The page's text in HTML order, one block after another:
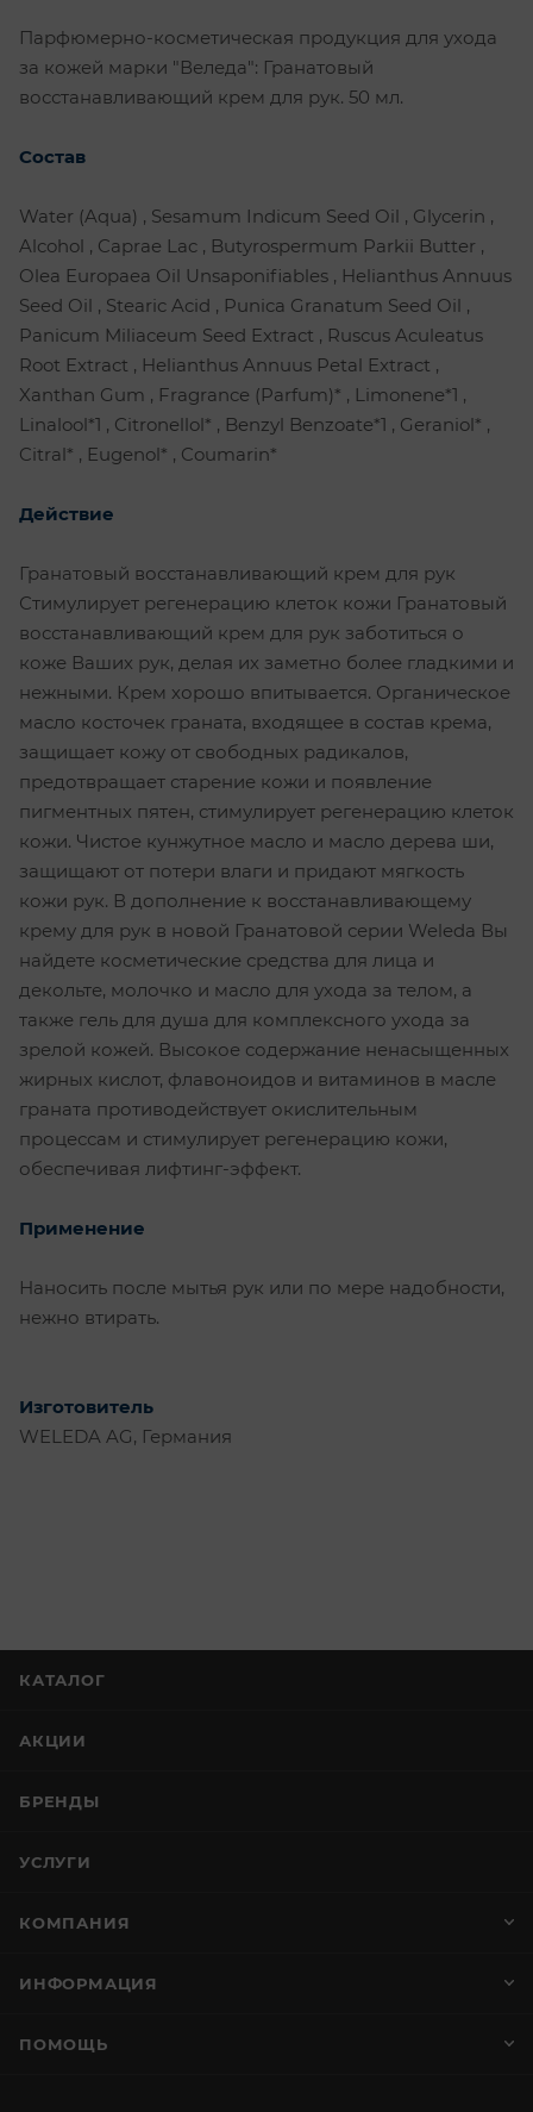
Парфюмерно-косметическая продукция для ухода
за кожей марки "Веледа": Гранатовый
восстанавливающий крем для рук. 50 мл.
Состав
Water (Aqua) , Sesamum Indicum Seed Oil , Glycerin ,
Alcohol , Caprae Lac , Butyrospermum Parkii Butter ,
Olea Europaea Oil Unsaponifiables , Helianthus Annuus
Seed Oil , Stearic Acid , Punica Granatum Seed Oil ,
Panicum Miliaceum Seed Extract , Ruscus Aculeatus
Root Extract , Helianthus Annuus Petal Extract ,
Xanthan Gum , Fragrance (Parfum)* , Limonene*1 ,
Linalool*1 , Citronellol* , Benzyl Benzoate*1 , Geraniol* ,
Citral* , Eugenol* , Coumarin*
Действие
Гранатовый восстанавливающий крем для рук
Стимулирует регенерацию клеток кожи Гранатовый
восстанавливающий крем для рук заботиться о
коже Ваших рук, делая их заметно более гладкими и
нежными. Крем хорошо впитывается. Органическое
масло косточек граната, входящее в состав крема,
защищает кожу от свободных радикалов,
предотвращает старение кожи и появление
пигментных пятен, стимулирует регенерацию клеток
кожи. Чистое кунжутное масло и масло дерева ши,
защищают от потери влаги и придают мягкость
кожи рук. В дополнение к восстанавливающему
крему для рук в новой Гранатовой серии Weleda Вы
найдете косметические средства для лица и
декольте, молочко и масло для ухода за телом, а
также гель для душа для комплексного ухода за
зрелой кожей. Высокое содержание ненасыщенных
жирных кислот, флавоноидов и витаминов в масле
граната противодействует окислительным
процессам и стимулирует регенерацию кожи,
обеспечивая лифтинг-эффект.
Применение
Наносить после мытья рук или по мере надобности,
нежно втирать.
Изготовитель
WELEDA AG, Германия
КАТАЛОГ
АКЦИИ
БРЕНДЫ
УСЛУГИ
КОМПАНИЯ
ИНФОРМАЦИЯ
ПОМОЩЬ